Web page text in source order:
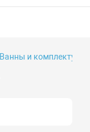
Ванны и